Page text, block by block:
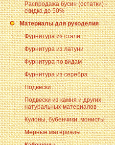
Распродажа бусин (остатки) -
скидка до 50%
Материалы для рукоделия
Фурнитура из стали
Фурнитура из латуни
Фурнитура по видам
Фурнитура из серебра
Подвески
Подвески из камня и других
натуральных материалов
Кулоны, бубенчики, монисты
Мерные материалы